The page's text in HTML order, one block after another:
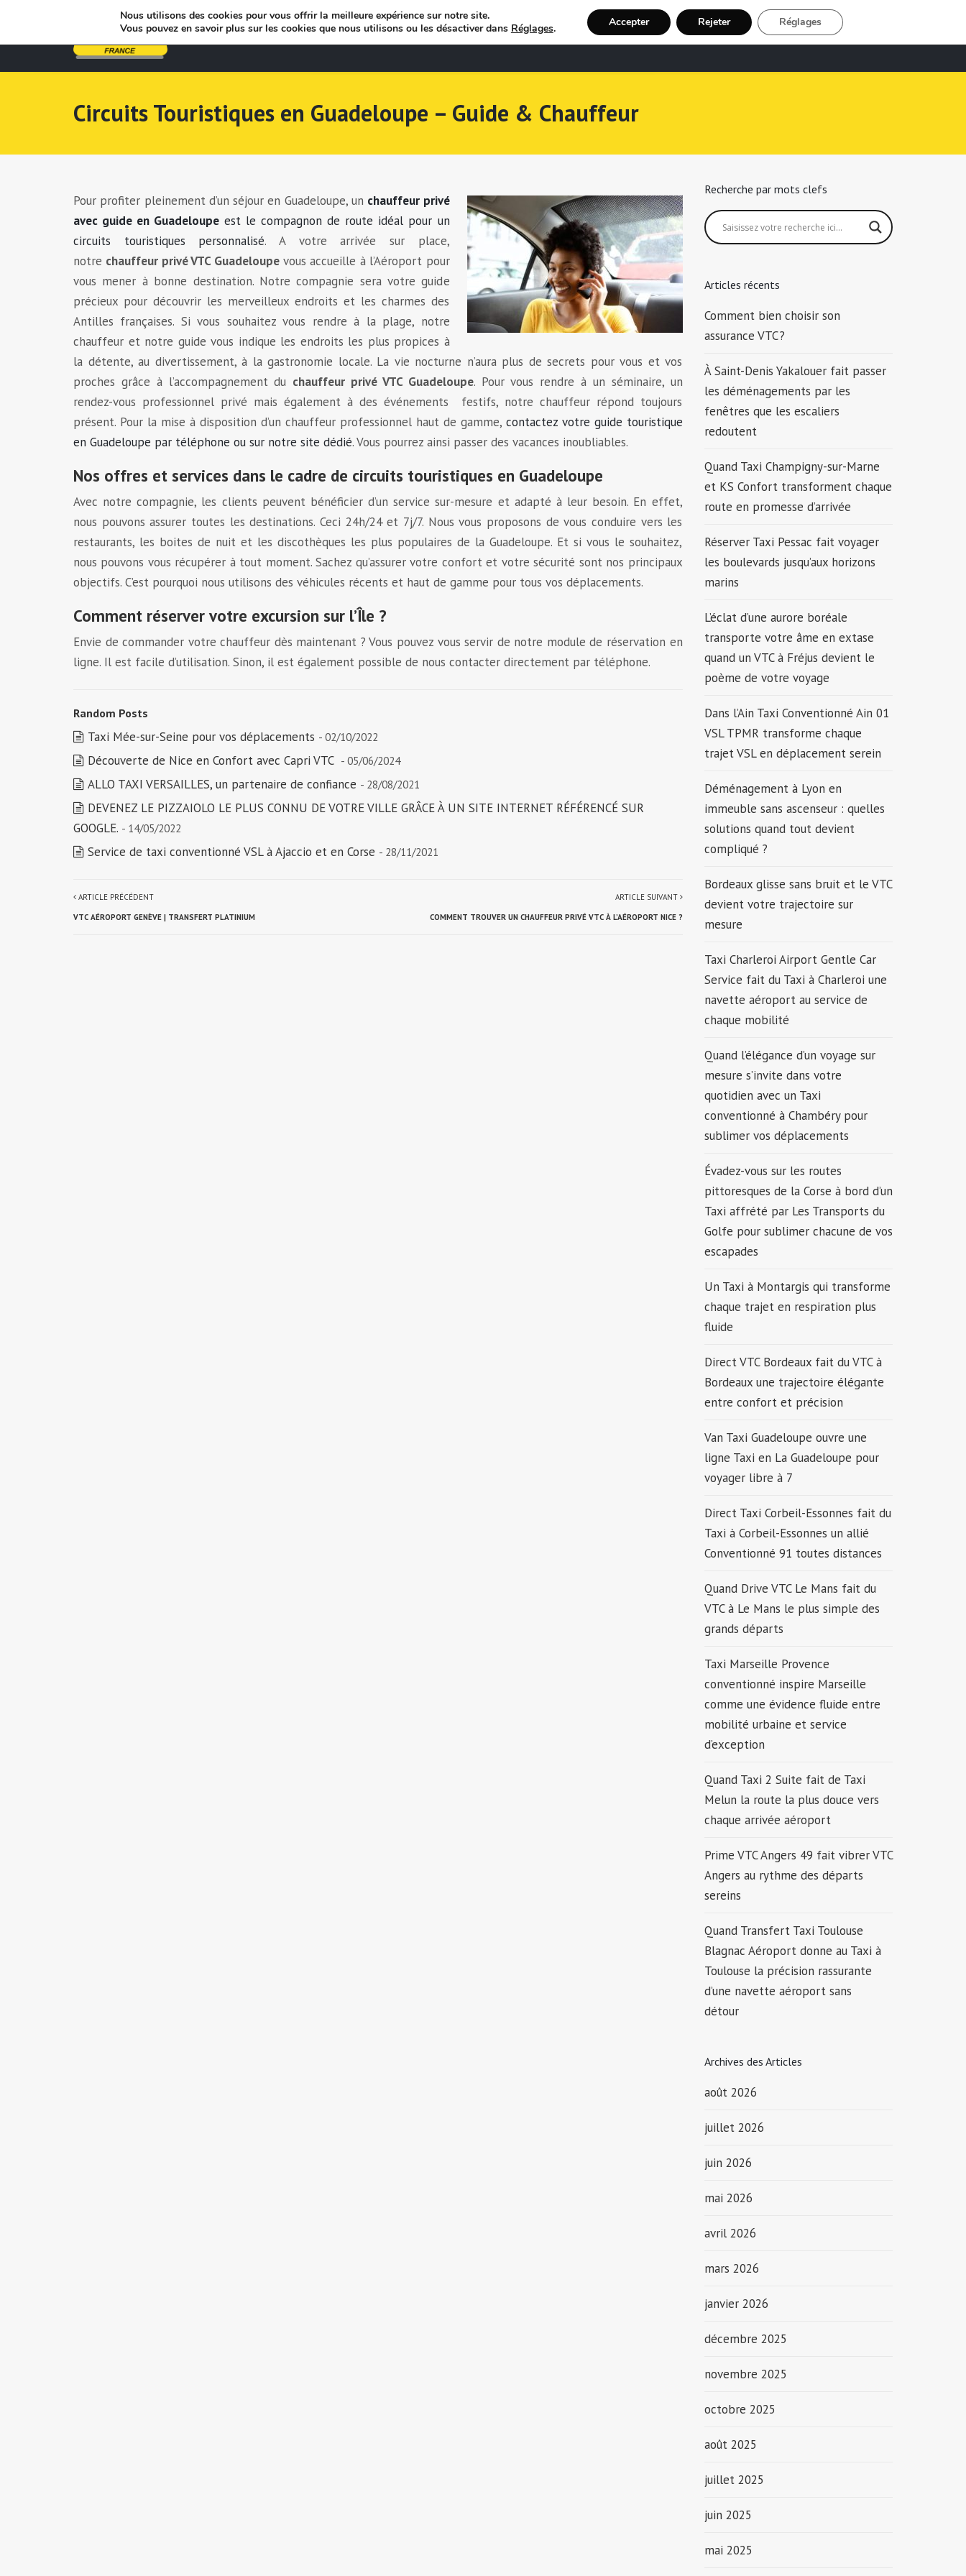
Bienvenue Recherche Chauffeur Taxi Inscription
Circuits Touristiques en Guadeloupe – Guide & Chauffeur
Pour profiter pleinement d’un séjour en Guadeloupe, un chauffeur privé
avec guide en Guadeloupe est le compagnon de route idéal pour un
circuits touristiques personnalisé. A votre arrivée sur place,
notre chauffeur privé VTC Guadeloupevous accueille à l’Aéroport pour
vous mener à bonne destination. Notre compagnie sera votre guide
précieux pour découvrir les merveilleux endroits et les charmes des
Antilles françaises. Si vous souhaitez vous rendre à la plage, notre
chauffeur et notre guide vous indique les endroits les plus propices à
la détente, au divertissement, à la gastronomie locale. La vie nocturne n’aura plus de secrets pour vous et vos
proches grâce à l’accompagnement du chauffeur privé VTC Guadeloupe. Pour vous rendre à un séminaire, un
rendez-vous professionnel privé mais également à des événements festifs, notre chauffeur répond toujours
présent. Pour la mise à disposition d’un chauffeur professionnel haut de gamme, contactez votre guide touristique
en Guadeloupe par téléphone ou sur notre site dédié. Vous pourrez ainsi passer des vacances inoubliables.
Nos offres et services dans le cadre de circuits touristiques en Guadeloupe
Avec notre compagnie, les clients peuvent bénéficier d’un service sur-mesure et adapté à leur besoin. En effet,
nous pouvons assurer toutes les destinations. Ceci 24h/24 et 7j/7. Nous vous proposons de vous conduire vers les
restaurants, les boites de nuit et les discothèques les plus populaires de la Guadeloupe. Et si vous le souhaitez,
nous pouvons vous récupérer à tout moment. Sachez qu’assurer votre confort et votre sécurité sont nos principaux
objectifs. C’est pourquoi nous utilisons des véhicules récents et haut de gamme pour tous vos déplacements.
Comment réserver votre excursion sur l’Île ?
Envie de commander votre chauffeur dès maintenant ? Vous pouvez vous servir de notre module de réservation en
ligne. Il est facile d’utilisation. Sinon, il est également possible de nous contacter directement par téléphone.
Random Posts
Taxi Mée-sur-Seine pour vos déplacements - 02/10/2022
Découverte de Nice en Confort avec Capri VTC - 05/06/2024
ALLO TAXI VERSAILLES, un partenaire de confiance - 28/08/2021
DEVENEZ LE PIZZAIOLO LE PLUS CONNU DE VOTRE VILLE GRÂCE À UN SITE INTERNET RÉFÉRENCÉ SUR
GOOGLE. - 14/05/2022
Service de taxi conventionné VSL à Ajaccio et en Corse - 28/11/2021
ARTICLE PRÉCÉDENT
VTC AÉROPORT GENÈVE | TRANSFERT PLATINIUM
ARTICLE SUIVANT
COMMENT TROUVER UN CHAUFFEUR PRIVÉ VTC À L’AÉROPORT NICE ?
Recherche par mots clefs
Articles récents
Comment bien choisir son
assurance VTC ?
À Saint-Denis Yakalouer fait passer
les déménagements par les
fenêtres que les escaliers
redoutent
Quand Taxi Champigny-sur-Marne
et KS Confort transforment chaque
route en promesse d’arrivée
Réserver Taxi Pessac fait voyager
les boulevards jusqu’aux horizons
marins
L’éclat d’une aurore boréale
transporte votre âme en extase
quand un VTC à Fréjus devient le
poème de votre voyage
Dans l’Ain Taxi Conventionné Ain 01
VSL TPMR transforme chaque
trajet VSL en déplacement serein
Déménagement à Lyon en
immeuble sans ascenseur : quelles
solutions quand tout devient
compliqué ?
Bordeaux glisse sans bruit et le VTC
devient votre trajectoire sur
mesure
Taxi Charleroi Airport Gentle Car
Service fait du Taxi à Charleroi une
navette aéroport au service de
chaque mobilité
Quand l’élégance d’un voyage sur
mesure s’invite dans votre
quotidien avec un Taxi
conventionné à Chambéry pour
sublimer vos déplacements
Évadez-vous sur les routes
pittoresques de la Corse à bord d’un
Taxi affrété par Les Transports du
Golfe pour sublimer chacune de vos
escapades
Un Taxi à Montargis qui transforme
chaque trajet en respiration plus
fluide
Direct VTC Bordeaux fait du VTC à
Bordeaux une trajectoire élégante
entre confort et précision
Van Taxi Guadeloupe ouvre une
ligne Taxi en La Guadeloupe pour
voyager libre à 7
Direct Taxi Corbeil-Essonnes fait du
Taxi à Corbeil-Essonnes un allié
Conventionné 91 toutes distances
Quand Drive VTC Le Mans fait du
VTC à Le Mans le plus simple des
grands départs
Taxi Marseille Provence
conventionné inspire Marseille
comme une évidence fluide entre
mobilité urbaine et service
d’exception
Quand Taxi 2 Suite fait de Taxi
Melun la route la plus douce vers
chaque arrivée aéroport
Prime VTC Angers 49 fait vibrer VTC
Angers au rythme des départs
sereins
Quand Transfert Taxi Toulouse
Blagnac Aéroport donne au Taxi à
Toulouse la précision rassurante
d’une navette aéroport sans
détour
Archives des Articles
août 2026
juillet 2026
juin 2026
mai 2026
avril 2026
mars 2026
janvier 2026
décembre 2025
novembre 2025
octobre 2025
août 2025
juillet 2025
juin 2025
mai 2025
Nous utilisons des cookies pour vous offrir la meilleure expérience sur notre site.
Vous pouvez en savoir plus sur les cookies que nous utilisons ou les désactiver dans Réglages. Accepter Rejeter Réglages